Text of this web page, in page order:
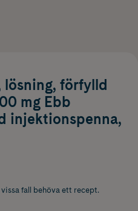
lösning, förfylld
mg Ebb
injektionspenna,
fall behöva ett recept.